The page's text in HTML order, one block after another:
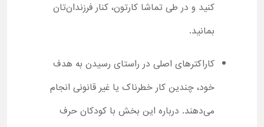
کنید و در طی تماشا کارتون، کنار فرزندان‌تان
بمانید.
کاراکترهای اصلی در راستای رسیدن به هدف
خود، چندین کار خطرناک یا غیر قانونی انجام
می‌دهند. درباره این بخش با کودکان حرف